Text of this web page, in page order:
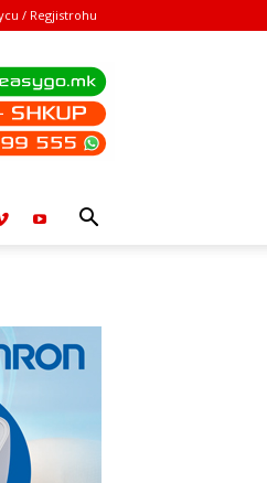
/ Regjistrohu